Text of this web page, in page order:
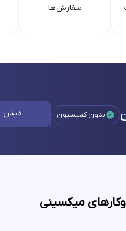
سفارش‌ها
بدون کمیسیون دیدن
میکسینی